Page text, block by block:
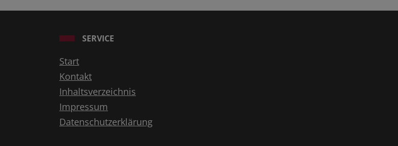
SERVICE
Start
Kontakt
Inhaltsverzeichnis
Impressum
Datenschutzerklärung